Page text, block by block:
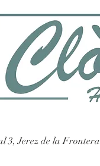
3, Jerez de la Frontera